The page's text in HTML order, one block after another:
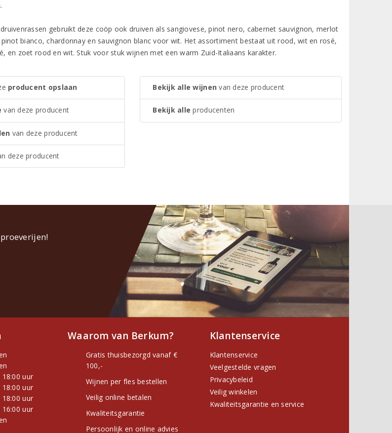
gebruikt deze coöp ook druiven als sangiovese, pinot nero, cabernet sauvignon, merlot
bianco, chardonnay en sauvignon blanc voor wit. Het assortiment bestaat uit rood, wit en rosé,
en zoet rood en wit. Stuk voor stuk wijnen met een warm Zuid-Italiaans karakter.
producent opslaan
van deze producent
van deze producent
deze producent
Bekijk alle wijnen van deze producent
Bekijk alle producenten
18:00 uur
18:00 uur
18:00 uur
16:00 uur
Waarom van Berkum?
Gratis thuisbezorgd vanaf €
100,-
Wijnen per fles bestellen
Veilig online betalen
Kwaliteitsgarantie
Persoonlijk en online advies
Klantenservice
Klantenservice
Veelgestelde vragen
Privacybeleid
Veilig winkelen
Kwaliteitsgarantie en service